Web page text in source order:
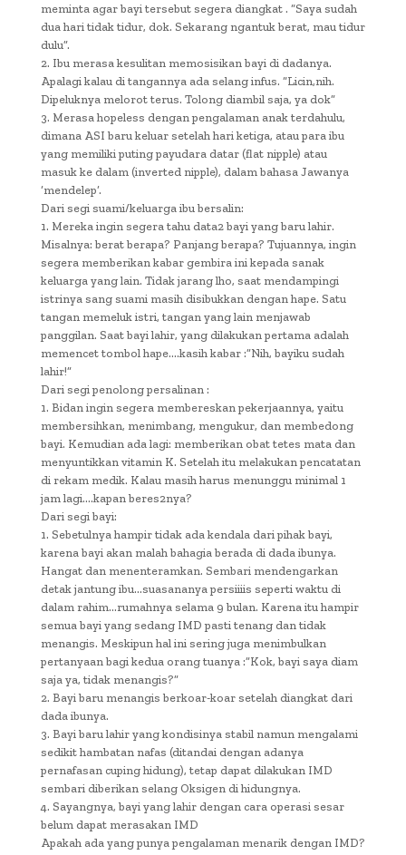
meminta agar bayi tersebut segera diangkat . “Saya sudah
dua hari tidak tidur, dok. Sekarang ngantuk berat, mau tidur
dulu”.
2. Ibu merasa kesulitan memosisikan bayi di dadanya.
Apalagi kalau di tangannya ada selang infus. “Licin,nih.
Dipeluknya melorot terus. Tolong diambil saja, ya dok”
3. Merasa hopeless dengan pengalaman anak terdahulu,
dimana ASI baru keluar setelah hari ketiga, atau para ibu
yang memiliki puting payudara datar (flat nipple) atau
masuk ke dalam (inverted nipple), dalam bahasa Jawanya
‘mendelep’.
Dari segi suami/keluarga ibu bersalin:
1. Mereka ingin segera tahu data2 bayi yang baru lahir.
Misalnya: berat berapa? Panjang berapa? Tujuannya, ingin
segera memberikan kabar gembira ini kepada sanak
keluarga yang lain. Tidak jarang lho, saat mendampingi
istrinya sang suami masih disibukkan dengan hape. Satu
tangan memeluk istri, tangan yang lain menjawab
panggilan. Saat bayi lahir, yang dilakukan pertama adalah
memencet tombol hape….kasih kabar :”Nih, bayiku sudah
lahir!”
Dari segi penolong persalinan :
1. Bidan ingin segera membereskan pekerjaannya, yaitu
membersihkan, menimbang, mengukur, dan membedong
bayi. Kemudian ada lagi: memberikan obat tetes mata dan
menyuntikkan vitamin K. Setelah itu melakukan pencatatan
di rekam medik. Kalau masih harus menunggu minimal 1
jam lagi….kapan beres2nya?
Dari segi bayi:
1. Sebetulnya hampir tidak ada kendala dari pihak bayi,
karena bayi akan malah bahagia berada di dada ibunya.
Hangat dan menenteramkan. Sembari mendengarkan
detak jantung ibu…suasananya persiiiis seperti waktu di
dalam rahim…rumahnya selama 9 bulan. Karena itu hampir
semua bayi yang sedang IMD pasti tenang dan tidak
menangis. Meskipun hal ini sering juga menimbulkan
pertanyaan bagi kedua orang tuanya :”Kok, bayi saya diam
saja ya, tidak menangis?”
2. Bayi baru menangis berkoar-koar setelah diangkat dari
dada ibunya.
3. Bayi baru lahir yang kondisinya stabil namun mengalami
sedikit hambatan nafas (ditandai dengan adanya
pernafasan cuping hidung), tetap dapat dilakukan IMD
sembari diberikan selang Oksigen di hidungnya.
4. Sayangnya, bayi yang lahir dengan cara operasi sesar
belum dapat merasakan IMD
Apakah ada yang punya pengalaman menarik dengan IMD?